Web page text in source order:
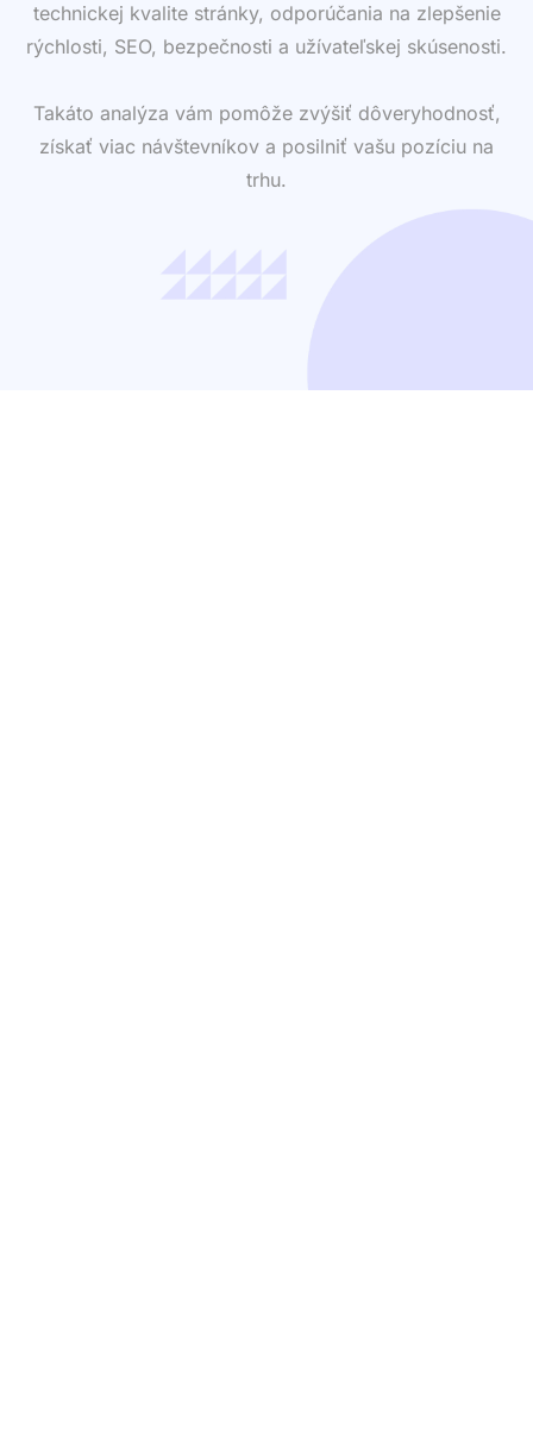
technickej kvalite stránky, odporúčania na zlepšenie
rýchlosti, SEO, bezpečnosti a užívateľskej skúsenosti.
Takáto analýza vám pomôže zvýšiť dôveryhodnosť,
získať viac návštevníkov a posilniť vašu pozíciu na
trhu.